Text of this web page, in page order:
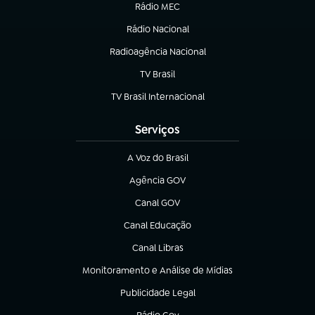
Rádio MEC
(abre em nova aba)
Rádio Nacional
Radioagência Nacional
(abre em nova aba)
TV Brasil
(abre em nova aba)
TV Brasil Internacional
(abre em nova aba)
Serviços
A Voz do Brasil
(abre em nova aba)
Agência GOV
(abre em nova aba)
Canal GOV
(abre em nova aba)
Canal Educação
(abre em nova aba)
Canal Libras
(abre em nova aba)
Monitoramento e Análise de Mídias
(abre em nova aba)
Publicidade Legal
(abre em nova aba)